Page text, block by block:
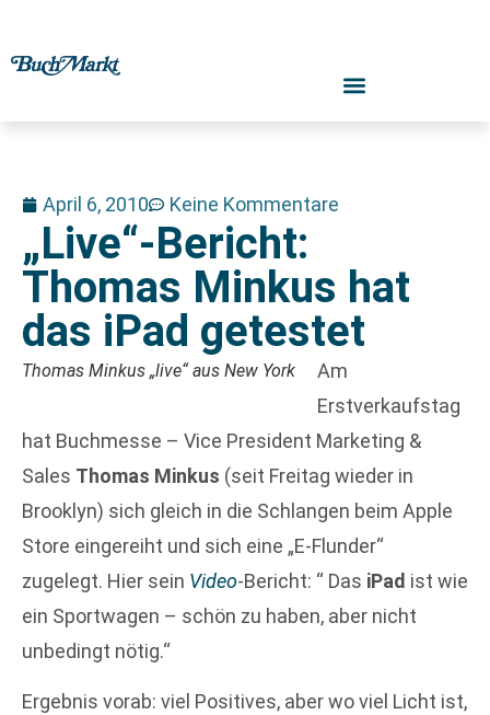
April 6, 2010 Keine Kommentare
„Live“-Bericht:
Thomas Minkus hat
das iPad getestet
Thomas Minkus „live“ aus New York
Am
Erstverkaufstag
hat Buchmesse – Vice President Marketing &
Sales Thomas Minkus (seit Freitag wieder in
Brooklyn) sich gleich in die Schlangen beim Apple
Store eingereiht und sich eine „E-Flunder“
zugelegt. Hier sein Video-Bericht: “ Das iPad ist wie
ein Sportwagen – schön zu haben, aber nicht
unbedingt nötig.“
Ergebnis vorab: viel Positives, aber wo viel Licht ist,